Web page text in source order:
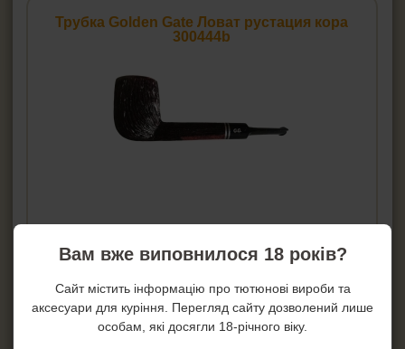
Трубка Golden Gate Ловат рустация кора
300444b
Купить!
Вам вже виповнилося 18 років?
Сайт містить інформацію про тютюнові вироби та
аксесуари для куріння. Перегляд сайту дозволений лише
особам, які досягли 18-річного віку.